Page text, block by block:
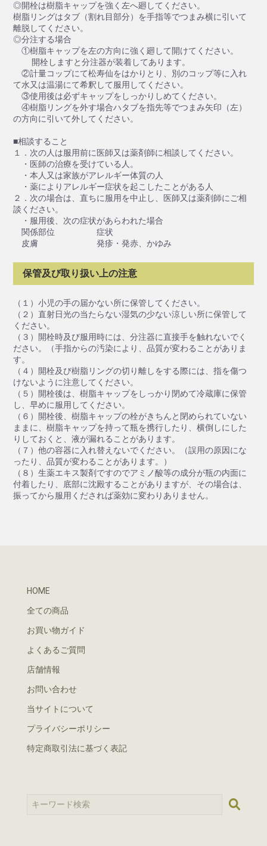
◎開栓は樹脂キャップを強く左へ廻してください。
樹脂リングはタブ（割れ目部分）を手指等でつまみ横に引いて
離脱してください。
◎分注する場合
①樹脂キャップを左の方向に強く廻して開けてください。
開栓しますと分注器が装着してあります。
②計量コップにて松寿仙をはかりとり、別のコップ等に入れ
て水又は温湯にて希釈して服用してください。
③使用後は必ずキャップをしっかりしめてください。
④樹脂リングを外す場合ハタブを指先等でつまみ矢印（左）
の方向に引いて外してください。
■相談すること
１．次の人は服用前に医師又は薬剤師に相談してください。
・医師の治療を受けている人。
・本人又は家族がアレルギー体質の人
・薬によりアレルギー症状を起こしたことがある人
２．次の場合は、直ちに服用を中止し、医師又は薬剤師にご相
談ください。
・服用後、次の症状があらわれた場合
関係部位 症状
皮膚 発疹・発赤、かゆみ
保管及び取り扱い上の注意
（１）小児の手の届かない所に保管してください。
（２）直射日光の当たらない湿気の少ない涼しい所に保管して
ください。
（３）開栓時及び服用時には、分注器に直接手を触れないでく
ださい。（手指からの汚染により、品質が変わることがありま
す。
（４）開栓及び樹脂リングの切り離しをする際には、指を傷つ
けないように注意してください。
（５）開栓後は、樹脂キャップをしっかり閉めて冷蔵庫に保管
し、早めに服用してください。
（６）開栓後、樹脂キャップの栓がきちんと閉められていない
ままに、樹脂キャップを持って瓶を携行したり、横倒しにした
りしておくと、液が漏れることがあります。
（７）他の容器に入れ替えないでください。（誤用の原因にな
ったり、品質が変わることがあります。）
（８）生薬エキス製剤ですのでアミノ酸等の成分が瓶の内面に
付着したり、底部に沈殿することがありますが、その場合は、
振ってから服用くだされば薬効に変わりありません。
HOME
全ての商品
お買い物ガイド
よくあるご質問
店舗情報
お問い合わせ
当サイトについて
プライバシーポリシー
特定商取引法に基づく表記